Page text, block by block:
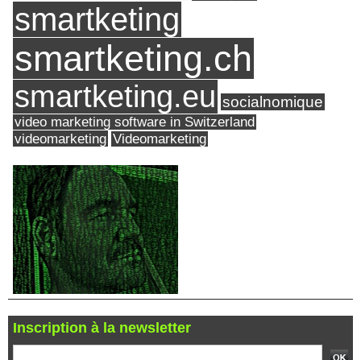
smartketing
smartketing.ch
smartketing.eu socialnomique
video marketing software in Switzerland
videomarketing Videomarketing
Inscription à la newsletter